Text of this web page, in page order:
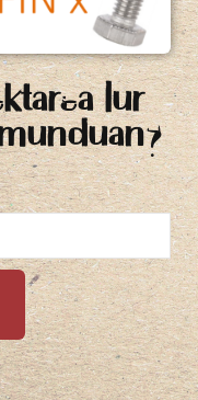
lur